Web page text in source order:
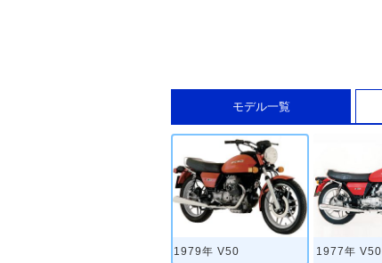
モデル一覧
1979年 V50 1977年 V50